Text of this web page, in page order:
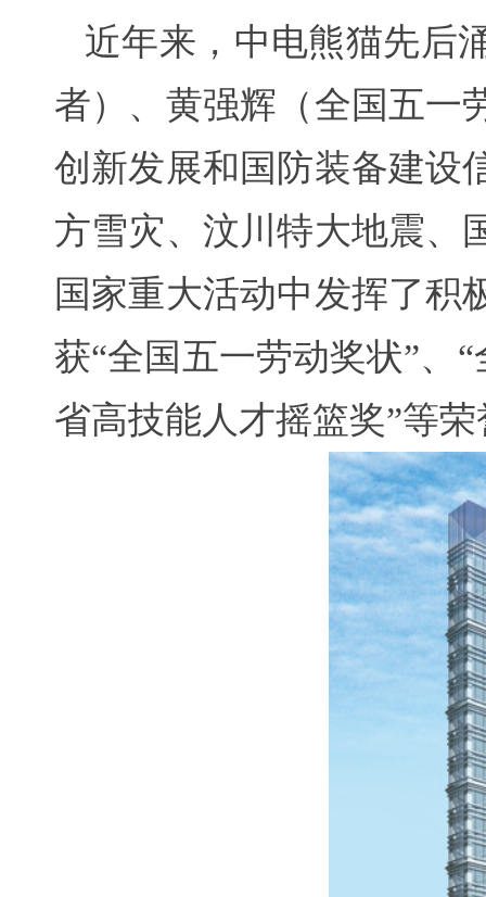
近年来，中电熊猫先后
者）、黄强辉（全国五一
创新发展和国防装备建设
方雪灾、汶川特大地震、
国家重大活动中发挥了积
获“全国五一劳动奖状”、
省高技能人才摇篮奖”等